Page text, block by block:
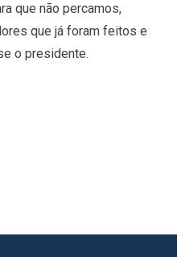
que não percamos,
que já foram feitos e
o presidente.